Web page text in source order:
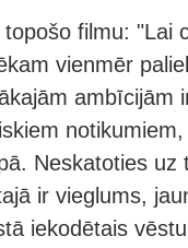
filmu: "Lai
vienmēr
ambīcijām
Neskatoties uz
ir vieglums,
iekodētais